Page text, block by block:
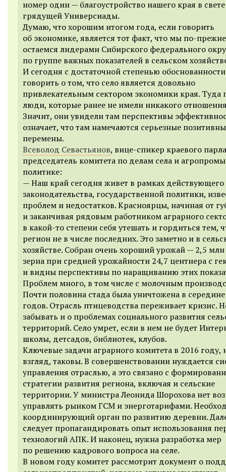
номер один — благоустройство нашего края в свете
грядущей Универсиады.
Думаю, что хорошим итогом года, если говорить
об экономике, является тот факт, что мы по-
остаемся лидерами Сибирского федерального
по группе важных показателей в сельском
И сегодня с достаточной степенью
говорить о том, что село является довольно
привлекательным сектором экономики края. Туда
люди, которые ранее не имели никакого
Значит, они увидели там перспективы
означает, что там намечаются серьезные
перемены.
Всеволод Севастьянов, вице-спикер краевого
председатель комитета по делам села и
политике:
— Наш край сегодня живет в рамках действующего
законодательства, государственной политики,
проблем и недостатков. Красноярцы, начиная от
и заканчивая рядовым работником аграрного
в какой-то степени себя утешать и гордиться тем,
регион не в числе последних. Это заметно и в
хозяйстве. Собран очень хороший урожай — 2,5
зерна при средней урожайности 24,7 центнера с
и видны перспективы по наращиванию этих
Проблем много, в том числе с молочным
Почти половина стада была уничтожена в
годов. Отрасль птицеводства переживает кризис.
забывать и о проблемах социального развития
территорий. Село умрет, если в нем не будет
школы, детсадов, библиотек, клубов.
Ключевые задачи аграрного комитета в 2016 году,
взгляд, таковы. В совершенствовании нуждается
управления отраслью, а это связано с
стратегии развития региона, включая и сельские
территории. У министра Леонида Шорохова нет
управлять рынком ГСМ и энерготарифами.
координирующий орган по развитию деревни.
следует пропагандировать опыт использования
технологий АПК. И наконец, нужна разработка мер
по решению кадрового вопроса на селе.
В новом году комитет рассмотрит документ о